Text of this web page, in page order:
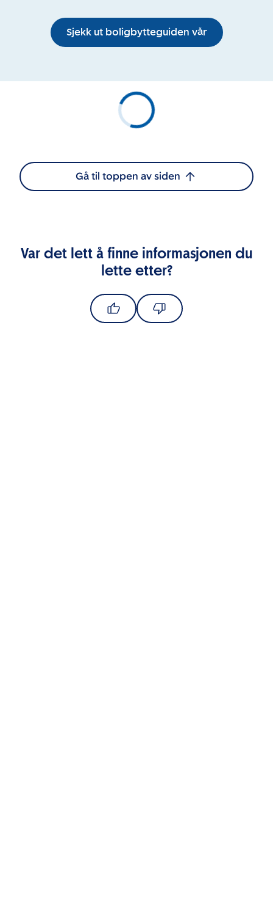
Sjekk ut boligbytteguiden vår
Gå til toppen av siden
Var det lett å finne informasjonen du
lette etter?